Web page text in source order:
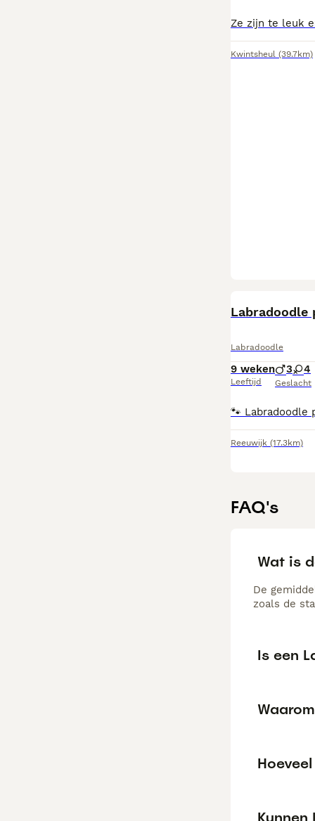
Kwintsheul (39.7km)
Labradoodle
Labradoodle
9 weken
Leeftijd
3 4
Geslacht
Reeuwijk (17.3km)
FAQ's
Wat is
De
zoals de
Is een